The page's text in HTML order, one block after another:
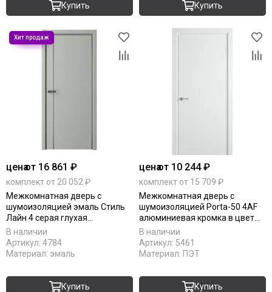
Купить Купить
ценаот 16 861 ₽
комплект от 20 052 ₽
Межкомнатная дверь с
шумоизоляцией эмаль Стиль
Лайн 4 серая глухая
алюминиевая кромка
В наличии
Артикул: 4784
Материал: эмаль
Купить
ценаот 10 244 ₽
комплект от 15 709 ₽
Межкомнатная дверь с
шумоизоляцией Porta-50 4AF
алюминиевая кромка в цвет
отделки Shellac White глухая
В наличии
Артикул: 5461
Материал: ПЭТ
Купить